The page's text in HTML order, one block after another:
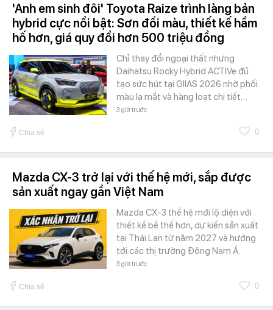
'Anh em sinh đôi' Toyota Raize trình làng bản
hybrid cực nổi bật: Sơn đổi màu, thiết kế hầm
hố hơn, giá quy đổi hơn 500 triệu đồng
Chỉ thay đổi ngoại thất nhưng
Daihatsu Rocky Hybrid ACTIVe đủ
tạo sức hút tại GIIAS 2026 nhờ phối
màu lạ mắt và hàng loạt chi tiết…
3 giờ trước
Chia sẻ 0
Mazda CX-3 trở lại với thế hệ mới, sắp được
sản xuất ngay gần Việt Nam
Mazda CX-3 thế hệ mới lộ diện với
thiết kế bề thế hơn, dự kiến sản xuất
tại Thái Lan từ năm 2027 và hướng
tới các thị trường Đông Nam Á.
3 giờ trước
Chia sẻ 0